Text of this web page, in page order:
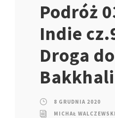
Podróż
Indie
Droga do
Bakkhali
8 GRUDNIA 2020
MICHAŁ WALCZEWSKI